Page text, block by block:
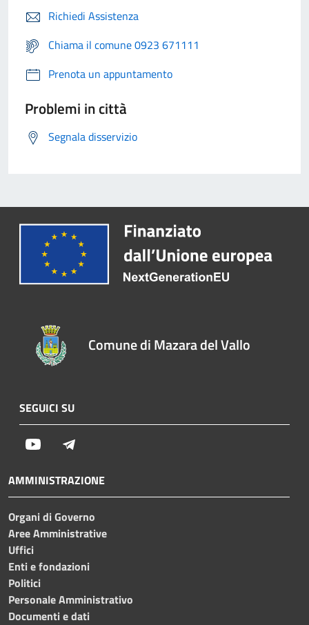
Richiedi Assistenza
Chiama il comune 0923 671111
Prenota un appuntamento
Problemi in città
Segnala disservizio
Comune di Mazara del Vallo
SEGUICI SU
Youtube
AMMINISTRAZIONE
Organi di Governo
Aree Amministrative
Uffici
Enti e fondazioni
Politici
Personale Amministrativo
Documenti e dati